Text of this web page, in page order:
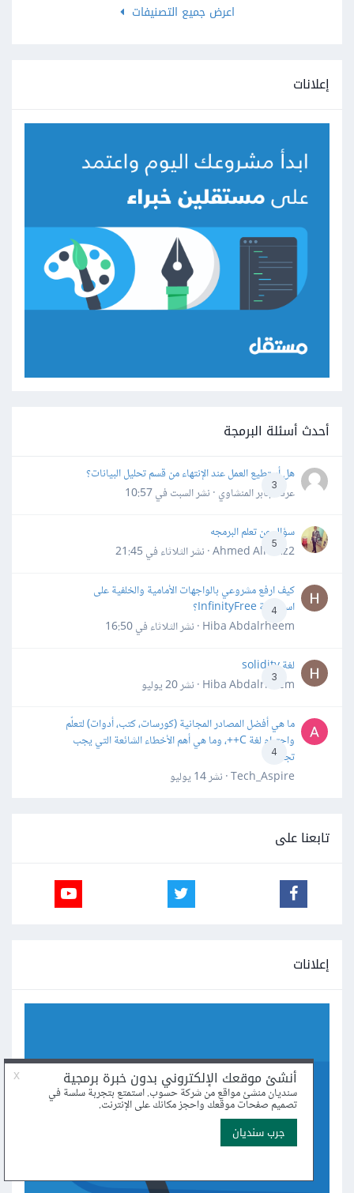
اعرض جميع التصنيفات
إعلانات
أحدث أسئلة البرمجة
3
هل أستطيع العمل عند الإنتهاء من قسم تحليل البيانات؟
عرفه جابر المنشاوي · نشرالسبت في 10:57
5
سؤال عن تعلم البرمجه
Ahmed Alhafiz2 · نشر
الثلاثاء في 21:45
4
كيف ارفع مشروعي بالواجهات الأمامية والخلفية على
استضافة InfinityFree؟
Hiba Abdalrheem · نشر
الثلاثاء في 16:50
3
لغة solidity
Hiba Abdalrheem · نشر
20 يوليو
4
ما هي أفضل المصادر المجانية (كورسات، كتب، أدوات) لتعلّم
واحترام لغة C++، وما هي أهم الأخطاء الشائعة التي يجب
تجنبها؟
Tech_Aspire · نشر
14 يوليو
تابعنا على
إعلانات